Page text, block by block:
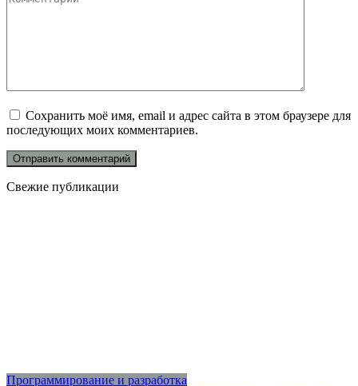
Сохранить моё имя, email и адрес сайта в этом браузере для
последующих моих комментариев.
Свежие публикации
Программирование и разработка